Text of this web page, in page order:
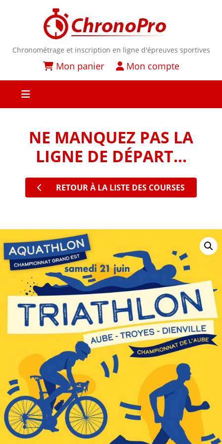
Chronométrage et inscription en ligne d'épreuves sportives
Mon panier Mon compte
NE MANQUEZ PAS LA
LIGNE DE DÉPART...
RETOUR À LA LISTE DES COURSES